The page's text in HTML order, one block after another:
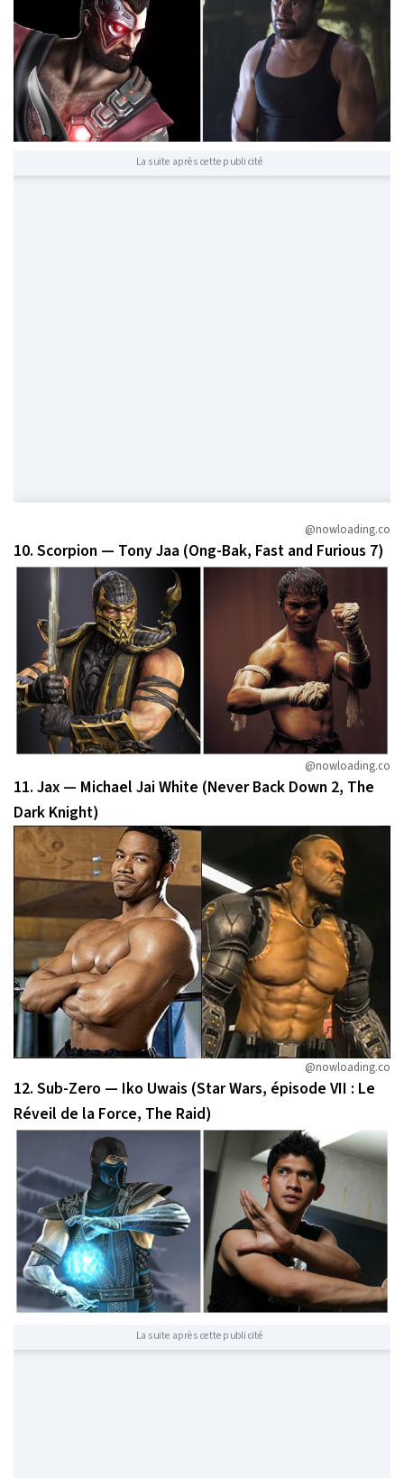
La suite après cette publicité
@nowloading.co
10. Scorpion — Tony Jaa (Ong-Bak, Fast and Furious 7)
@nowloading.co
11. Jax — Michael Jai White (Never Back Down 2, The
Dark Knight)
@nowloading.co
12. Sub-Zero — Iko Uwais (Star Wars, épisode VII : Le
Réveil de la Force, The Raid)
La suite après cette publicité